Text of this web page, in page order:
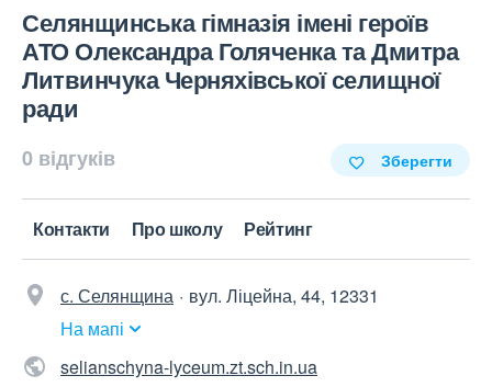
Селянщинська гімназія імені героїв
АТО Олександра Голяченка та Дмитра
Литвинчука Черняхівської селищної
ради
0 відгуків Зберегти
Контакти Про школу Рейтинг
с. Селянщина
вул. Ліцейна, 44, 12331
На мапі
selianschyna-lyceum.zt.sch.in.ua